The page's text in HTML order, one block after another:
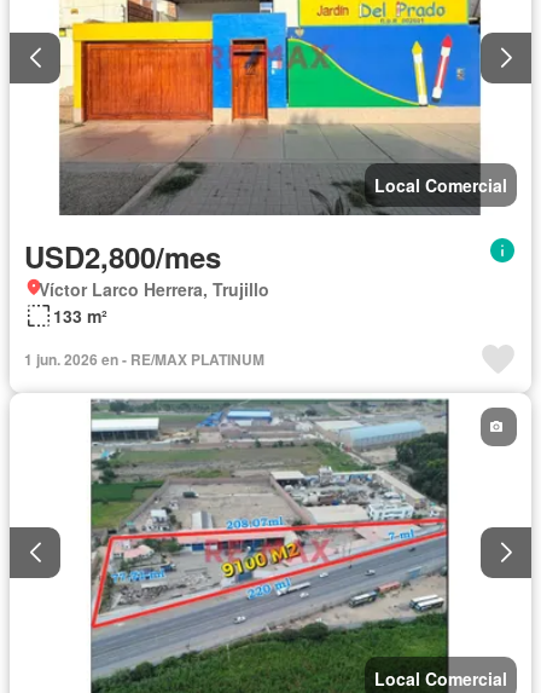
Local Comercial
USD2,800/mes
Víctor Larco Herrera, Trujillo
133 m²
1 jun. 2026 en - RE/MAX PLATINUM
Local Comercial